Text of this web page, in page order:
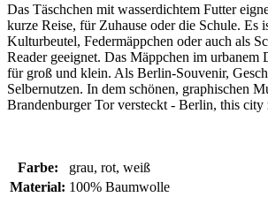
Das Täschchen mit wasserdichtem Futter
kurze Reise, für Zuhause oder die Schule. Es
Kulturbeutel, Federmäppchen oder auch als
Reader geeignet. Das Mäppchen im urbanem
für groß und klein. Als Berlin-Souvenir,
Selbernutzen. In dem schönen, graphischen
Brandenburger Tor versteckt - Berlin, this city
Farbe: grau, rot, weiß
Material: 100% Baumwolle